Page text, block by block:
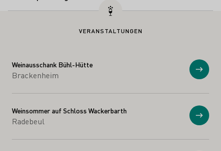
VERANSTALTUNGEN
Weinausschank Bühl-Hütte
Brackenheim
Weinsommer auf Schloss Wackerbarth
Radebeul